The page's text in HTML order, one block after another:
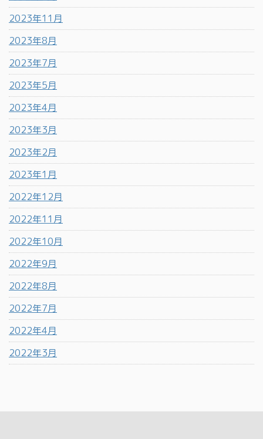
2023年11月
2023年8月
2023年7月
2023年5月
2023年4月
2023年3月
2023年2月
2023年1月
2022年12月
2022年11月
2022年10月
2022年9月
2022年8月
2022年7月
2022年4月
2022年3月